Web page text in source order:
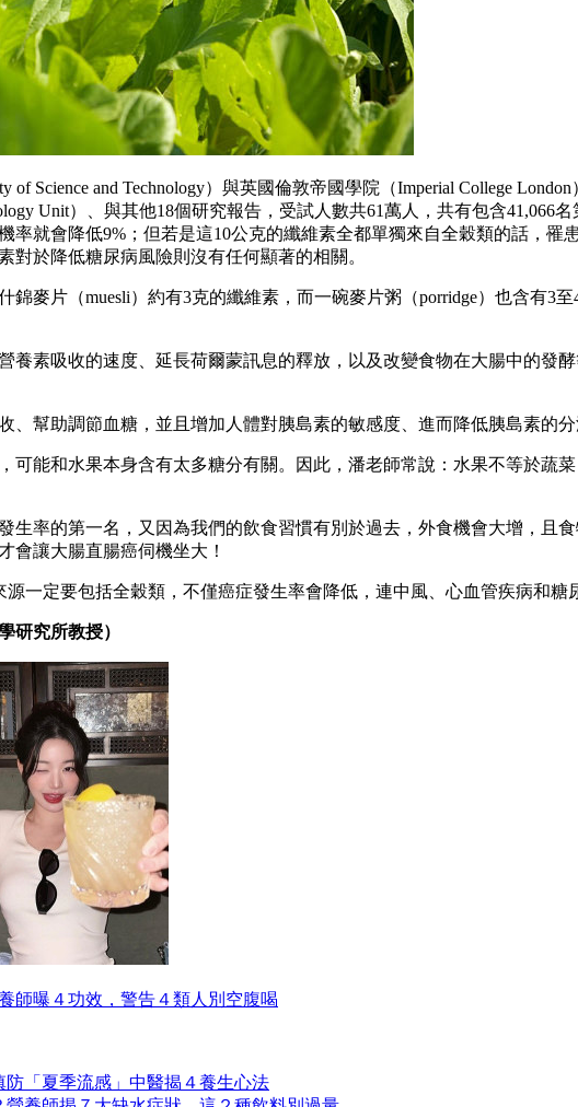
of Science and Technology）與英國倫敦帝國學院（Imperial College
Unit）、與其他18個研究報告，受試人數共61萬人，共有包含
率就會降低9%；但若是這10公克的纖維素全都單獨來自全穀類的話，
對於降低糖尿病風險則沒有任何顯著的相關。
錦麥片（muesli）約有3克的纖維素，而一碗麥片粥（porridge）也含有
養素吸收的速度、延長荷爾蒙訊息的釋放，以及改變食物在大腸中的發
、幫助調節血糖，並且增加人體對胰島素的敏感度、進而降低胰島素的
可能和水果本身含有太多糖分有關。因此，潘老師常說：水果不等於蔬
生率的第一名，又因為我們的飲食習慣有別於過去，外食機會大增，且
會讓大腸直腸癌伺機坐大！
一定要包括全穀類，不僅癌症發生率會降低，連中風、心血管疾病和糖
研究所教授）
師曝４功效，警告４類人別空腹喝
「夏季流感」中醫揭４養生心法